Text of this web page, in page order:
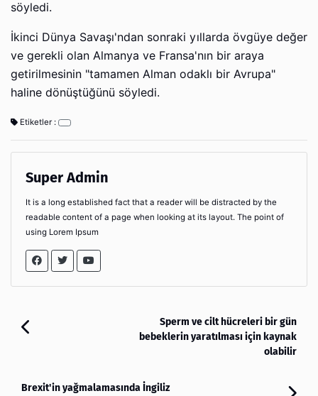
söyledi.
İkinci Dünya Savaşı'ndan sonraki yıllarda övgüye değer
ve gerekli olan Almanya ve Fransa'nın bir araya
getirilmesinin "tamamen Alman odaklı bir Avrupa"
haline dönüştüğünü söyledi.
Etiketler :
Super Admin
It is a long established fact that a reader will be distracted by the
readable content of a page when looking at its layout. The point of
using Lorem Ipsum
Sperm ve cilt hücreleri bir gün
bebeklerin yaratılması için kaynak
olabilir
Brexit'in yağmalamasında İngiliz